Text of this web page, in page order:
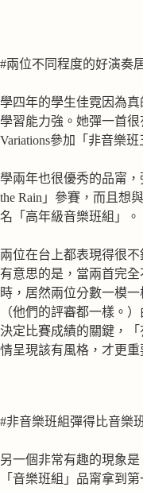
#兩位不同程度的好演奏
學四年的學生佳霓因為真
學習能力強。她彈一首很
Variations參加「非音樂班
學兩年也很優秀的品甯，
the Rain」參賽，而且想
名「高年級音樂班組」。
兩位在台上都表現得很
有意思的是，當兩首完
時，居然兩位分數一模
（他們的評審都一樣。
決定比賽成績的關鍵，
情呈現該有風格，才更重
#非音樂班組彈得比音樂
另一個非常有趣的現象
「音樂班組」品甯拿到